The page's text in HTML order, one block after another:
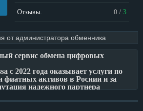
Отзывы: 0/ 3
от администратора обменника
сервис обмена цифровых
c 2022 года оказывает услуги по
активов в Росиии и за
надежного партнера